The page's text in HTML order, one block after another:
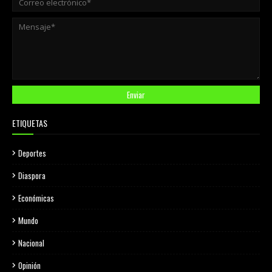
ETIQUETAS
Deportes
Diaspora
Económicas
Mundo
Nacional
Opinión